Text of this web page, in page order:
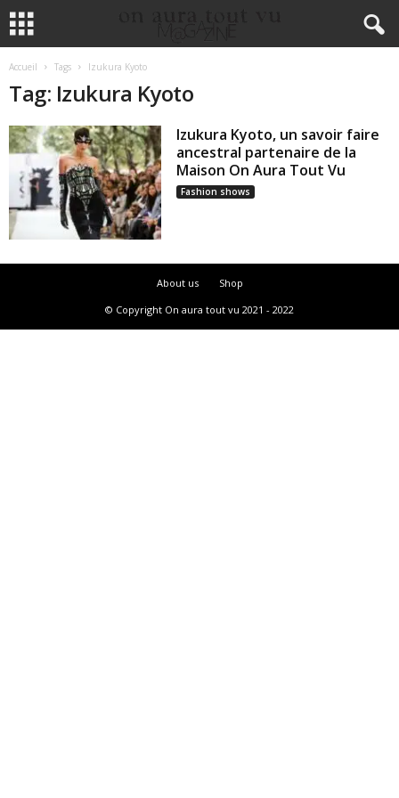
Accueil Tags Izukura Kyoto
Tag: Izukura Kyoto
Izukura Kyoto, un savoir faire
ancestral partenaire de la
Maison On Aura Tout Vu
Fashion shows
About us
Shop
© Copyright On aura tout vu 2021 - 2022